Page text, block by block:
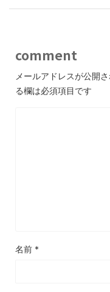
k
comment
メールアドレスが公開
る欄は必須項目です
名前 *